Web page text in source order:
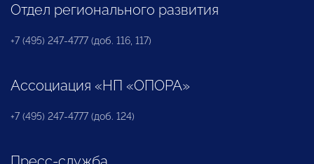
Отдел регионального развития
+7 (495) 247-4777 (доб. 116, 117)
Ассоциация «НП «ОПОРА»
+7 (495) 247-4777 (доб. 124)